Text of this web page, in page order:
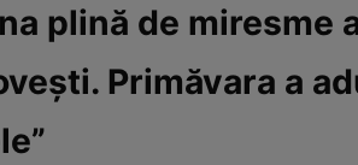
Interviurile Click!
plină de miresme
Primăvara a